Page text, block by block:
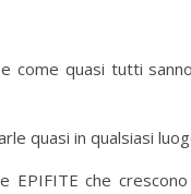
come quasi tutti
quasi in qualsiasi
EPIFITE che